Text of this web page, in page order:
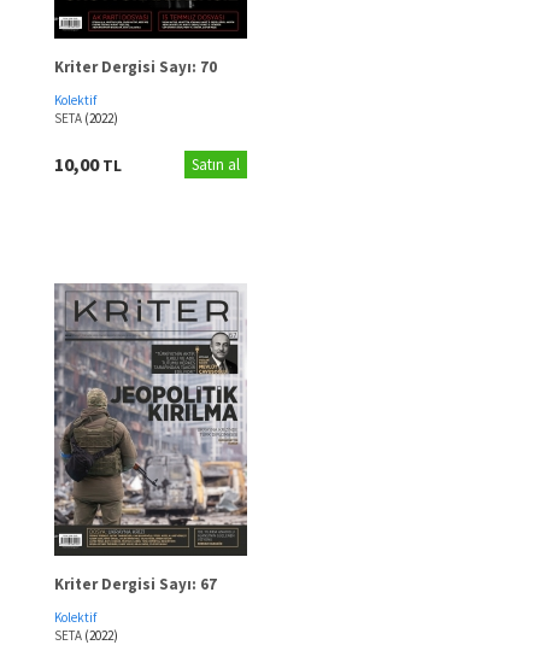
Kriter Dergisi Sayı: 70
Kolektif
SETA (2022)
10,00TL Satın al
Kriter Dergisi Sayı: 67
Kolektif
SETA (2022)